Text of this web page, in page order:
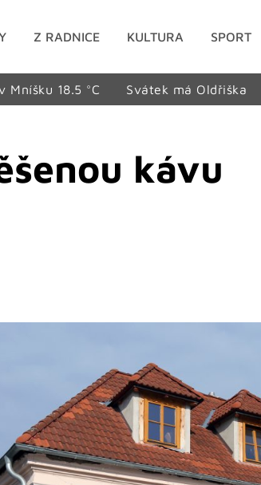
Z RADNICE KULTURA SPORT
18.5 °C Svátek má Oldřiška
kávu